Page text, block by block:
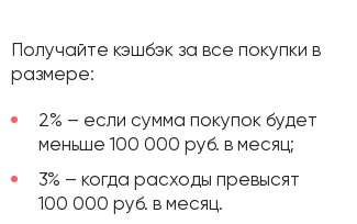
Получайте кэшбэк за все покупки в
размере:
2% – если сумма покупок будет
меньше 100 000 руб. в месяц;
3% – когда расходы превысят
100 000 руб. в месяц.